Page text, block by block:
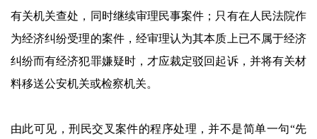
有关机关查处，同时继续审理民事案件；只有在人民法院作
为经济纠纷受理的案件，经审理认为其本质上已不属于经济
纠纷而有经济犯罪嫌疑时，才应裁定驳回起诉，并将有关材
料移送公安机关或检察机关。
由此可见，刑民交叉案件的程序处理，并不是简单一句“先